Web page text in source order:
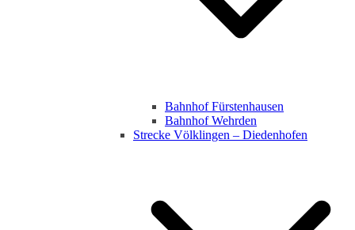
Bahnhof Fürstenhausen
Bahnhof Wehrden
Strecke Völklingen – Diedenhofen